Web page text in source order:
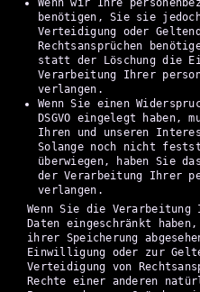
Wenn wir Ihre
benötigen, Sie sie
Verteidigung oder
Rechtsansprüchen
statt der Löschung die
Verarbeitung Ihrer
verlangen.
Wenn Sie einen
DSGVO eingelegt haben,
Ihren und unseren
Solange noch nicht
überwiegen, haben Sie
der Verarbeitung Ihrer
verlangen.
Wenn Sie die Verarbeitung
Daten eingeschränkt
ihrer Speicherung
Einwilligung oder zur
Verteidigung von
Rechte einer anderen